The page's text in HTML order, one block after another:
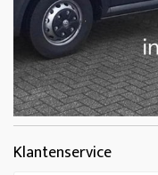
Klantenservice